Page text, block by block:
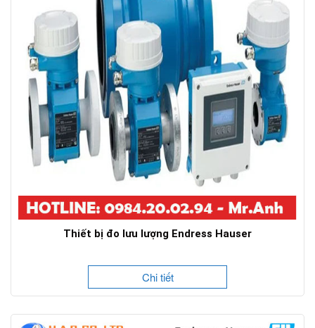
Thiết bị đo lưu lượng Endress Hauser
Chi tiết